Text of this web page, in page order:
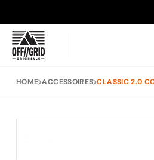
HOME ACCESSOIRES CLASSIC 2.0